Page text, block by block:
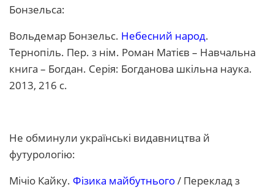
Бонзельса:
Вольдемар Бонзельс. Небесний народ.
Тернопіль. Пер. з нім. Роман Матієв – Навчальна
книга – Богдан. Серія: Богданова шкільна наука.
2013, 216 с.
Не обминули українські видавництва й
футурологію:
Мічіо Кайку. Фізика майбутнього/ Переклад з